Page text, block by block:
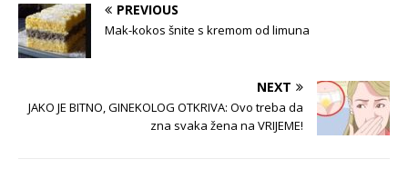
PREVIOUS
Mak-kokos šnite s kremom od limuna
NEXT
JAKO JE BITNO, GINEKOLOG OTKRIVA: Ovo treba da
zna svaka žena na VRIJEME!